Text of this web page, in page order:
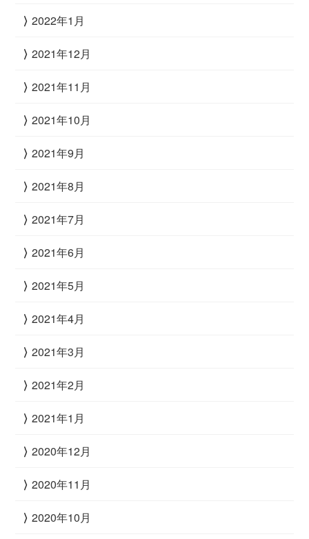
2022年1月
2021年12月
2021年11月
2021年10月
2021年9月
2021年8月
2021年7月
2021年6月
2021年5月
2021年4月
2021年3月
2021年2月
2021年1月
2020年12月
2020年11月
2020年10月